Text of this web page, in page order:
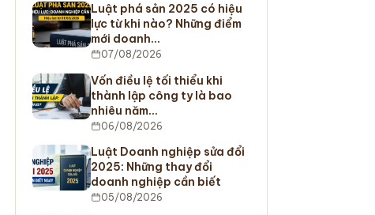
Luật phá sản 2025 có hiệu
lực từ khi nào? Những điểm
mới doanh…
07/08/2026
Vốn điều lệ tối thiểu khi
thành lập công ty là bao
nhiêu năm…
06/08/2026
Luật Doanh nghiệp sửa đổi
2025: Những thay đổi
doanh nghiệp cần biết
05/08/2026